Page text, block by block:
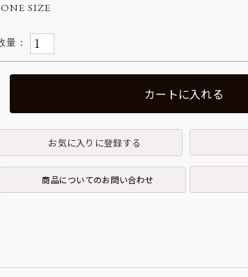
ONE SIZE
カートに入れる
お気に入りに登録する
商品についてのお問い合わせ